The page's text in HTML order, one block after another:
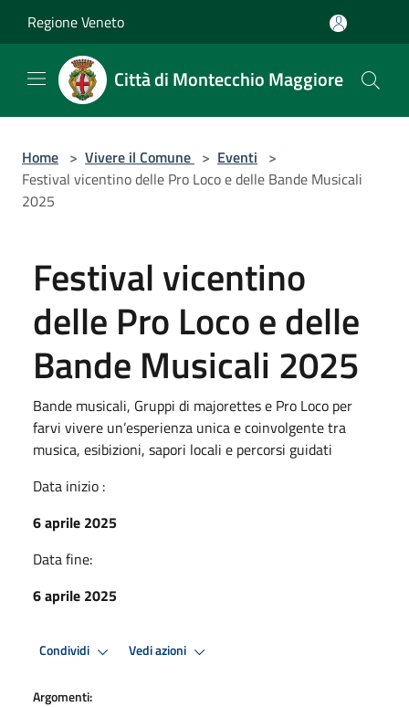
Regione Veneto
Città di Montecchio Maggiore
Home > Vivere il Comune > Eventi >
Festival vicentino delle Pro Loco e delle Bande Musicali
2025
Festival vicentino
delle Pro Loco e delle
Bande Musicali 2025
Bande musicali, Gruppi di majorettes e Pro Loco per
farvi vivere un’esperienza unica e coinvolgente tra
musica, esibizioni, sapori locali e percorsi guidati
Data inizio :
6 aprile 2025
Data fine:
6 aprile 2025
Condividi Vedi azioni
Argomenti: